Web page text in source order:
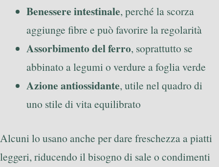
Benessere intestinale, perché la scorza
aggiunge fibre e può favorire la regolarità
Assorbimento del ferro, soprattutto se
abbinato a legumi o verdure a foglia verde
Azione antiossidante, utile nel quadro di
uno stile di vita equilibrato
Alcuni lo usano anche per dare freschezza a piatti
leggeri, riducendo il bisogno di sale o condimenti